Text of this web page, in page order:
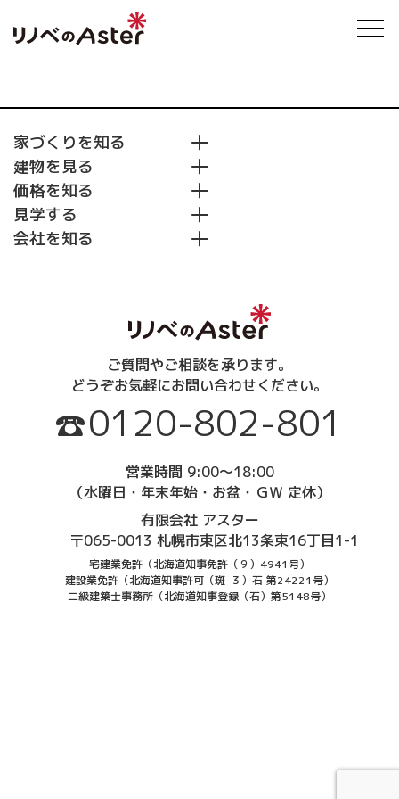
家づくりを知る
リノベのAsterとは
耐震２倍
断熱２倍
収納２倍
初めてのリノベーションガイド
小屋裏調査
補助金情報
建物を見る
施工事例
住まいの3Dデザイン集
価格を知る
リノベーションプラン
見学する
モデルハウス&ショールーム
会社を知る
ご質問やご相談を承ります。
どうぞお気軽にお問い合わせください。
0120-802-801
営業時間 9:00～18:00
（水曜日・年末年始・お盆・ＧＷ 定休）
有限会社 アスター
〒065-0013 札幌市東区北13条東16丁目1-1
宅建業免許（北海道知事免許（９）4941号）
建設業免許（北海道知事許可（斑-３）石 第24221号）
二級建築士事務所（北海道知事登録（石）第5148号）